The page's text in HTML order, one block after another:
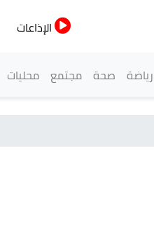
الإذاعات
رياضة صحة مجتمع محليات